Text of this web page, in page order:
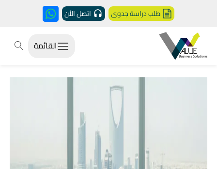
طلب دراسة جدوى اتصل الأن
القائمة